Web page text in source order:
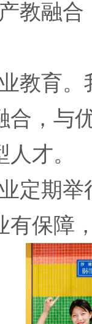
教融
育。
合，与
才。
期举
有保障